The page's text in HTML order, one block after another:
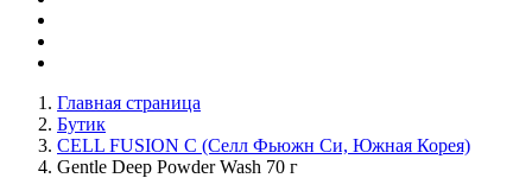
Главная страница
Бутик
CELL FUSION C (Селл Фьюжн Си, Южная Корея)
Gentle Deep Powder Wash 70 г